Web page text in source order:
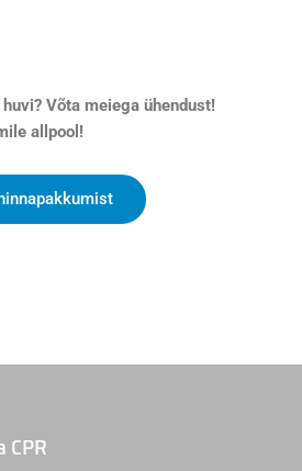
Võta meiega ühendust!
allpool!